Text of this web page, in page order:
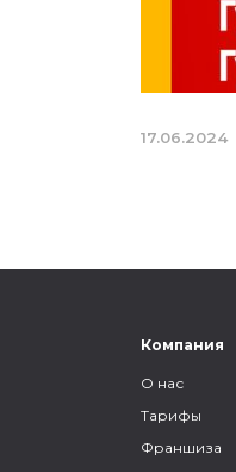
17.06.2024
Компания
О нас
Тарифы
Франшиза